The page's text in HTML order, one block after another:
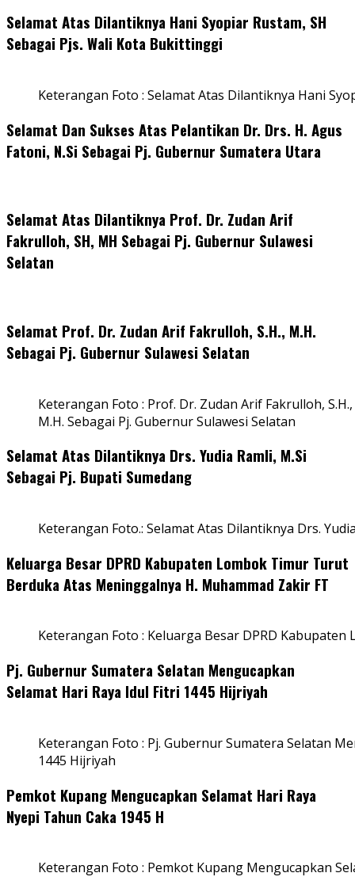
Selamat Atas Dilantiknya Hani Syopiar Rustam, SH
Sebagai Pjs. Wali Kota Bukittinggi
Keterangan Foto : Selamat Atas Dilantiknya Hani
Selamat Dan Sukses Atas Pelantikan Dr. Drs. H. Agus
Fatoni, N.Si Sebagai Pj. Gubernur Sumatera Utara
Selamat Atas Dilantiknya Prof. Dr. Zudan Arif
Fakrulloh, SH, MH Sebagai Pj. Gubernur Sulawesi
Selatan
Selamat Prof. Dr. Zudan Arif Fakrulloh, S.H., M.H.
Sebagai Pj. Gubernur Sulawesi Selatan
Keterangan Foto : Prof. Dr. Zudan Arif Fakrulloh, S.H.,
M.H. Sebagai Pj. Gubernur Sulawesi Selatan
Selamat Atas Dilantiknya Drs. Yudia Ramli, M.Si
Sebagai Pj. Bupati Sumedang
Keterangan Foto.: Selamat Atas Dilantiknya Drs.
Keluarga Besar DPRD Kabupaten Lombok Timur Turut
Berduka Atas Meninggalnya H. Muhammad Zakir FT
Keterangan Foto : Keluarga Besar DPRD
Pj. Gubernur Sumatera Selatan Mengucapkan
Selamat Hari Raya Idul Fitri 1445 Hijriyah
Keterangan Foto : Pj. Gubernur Sumatera Selatan
1445 Hijriyah
Pemkot Kupang Mengucapkan Selamat Hari Raya
Nyepi Tahun Caka 1945 H
Keterangan Foto : Pemkot Kupang Mengucapkan